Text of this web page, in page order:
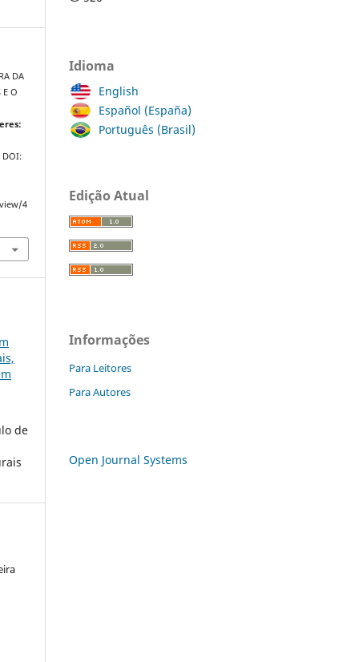
DA
E O
DOI:
4
de
Idioma
English
Español (España)
Português (Brasil)
Edição Atual
Informações
Para Leitores
Para Autores
Open Journal Systems